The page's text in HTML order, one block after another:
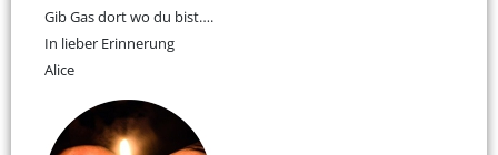
Gib Gas dort wo du bist….
In lieber Erinnerung
Alice